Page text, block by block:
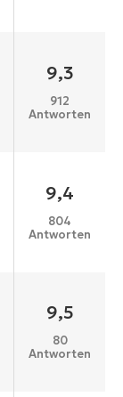
9,3
912
Antworten
9,4
804
Antworten
9,5
80
Antworten